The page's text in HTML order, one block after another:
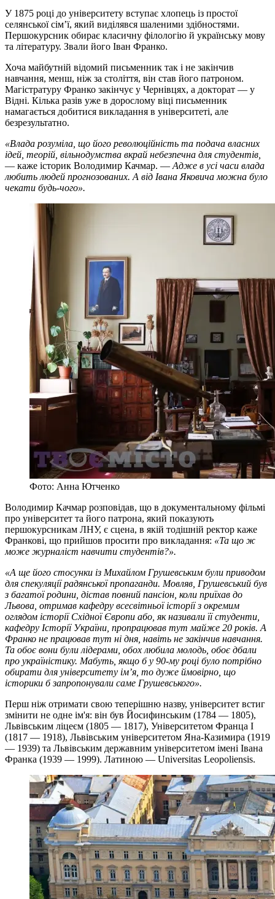
У 1875 році до університету вступає хлопець із простої
селянської сім’ї, який виділявся шаленими здібностями.
Першокурсник обирає класичну філологію й українську мову
та літературу. Звали його Іван Франко.
Хоча майбутній відомий письменник так і не закінчив
навчання, менш, ніж за століття, він став його патроном.
Магістратуру Франко закінчує у Чернівцях, а докторат — у
Відні. Кілька разів уже в дорослому віці письменник
намагається добитися викладання в університеті, але
безрезультатно.
«Влада розуміла, що його революційність та подача власних
ідей, теорій, вільнодумства вкрай небезпечна для студентів,
— каже історик Володимир Качмар. — Адже в усі часи влада
любить людей прогнозованих. А від Івана Яковича можна було
чекати будь-чого».
Фото: Анна Ютченко
Володимир Качмар розповідав, що в документальному фільмі
про університет та його патрона, який показують
першокурсникам ЛНУ, є сцена, в якій тодішній ректор каже
Франкові, що прийшов просити про викладання: «Та що ж
може журналіст навчити студентів?».
«А ще його стосунки із Михайлом Грушевським були приводом
для спекуляції радянської пропаганди. Мовляв, Грушевський був
з багатої родини, дістав повний пансіон, коли приїхав до
Львова, отримав кафедру всесвітньої історії з окремим
оглядом історії Східної Європи або, як називали її студенти,
кафедру Історії України, пропрацював тут майже 20 років. А
Франко не працював тут ні дня, навіть не закінчив навчання.
Та обоє вони були лідерами, обох любила молодь, обоє дбали
про україністику. Мабуть, якщо б у 90-му році було потрібно
обирати для університету ім’я, то дуже ймовірно, що
історики б запропонували саме Грушевського».
Перш ніж отримати свою теперішню назву, університет встиг
змінити не одне ім'я: він був Йосифинським (1784 — 1805),
Львівським ліцеєм (1805 — 1817), Університетом Франца I
(1817 — 1918), Львівським університетом Яна-Казимира (1919
— 1939) та Львівським державним університетом імені Івана
Франка (1939 — 1999). Латиною — Universitas Leopolіensis.